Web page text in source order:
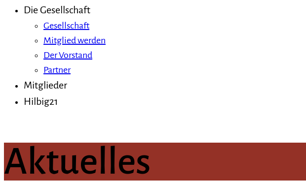
Die Gesellschaft
Gesellschaft
Mitglied werden
Der Vorstand
Partner
Mitglieder
Hilbig21
Aktuelles